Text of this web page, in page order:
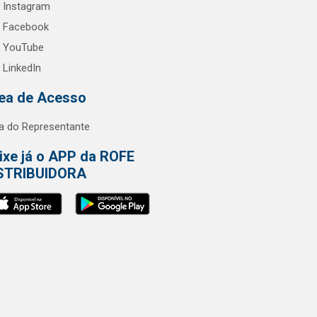
Instagram
Facebook
YouTube
LinkedIn
de Acesso
do Representante
já o APP da ROFE